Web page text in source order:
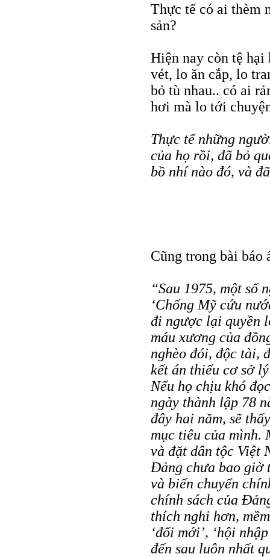
Thực tế có ai thèm
sản?
Hiện nay còn tệ
vét, lo ăn cắp, lo
bỏ tù nhau.. có ai
hơi mà lo tới
Thực tế những
của họ rồi, đã bỏ
bồ nhí nào đó, và
Cũng trong bài
“Sau 1975, một số
‘Chống Mỹ cứu
đi ngược lại quyền
máu xương của
nghèo đói, độc tài,
kết án thiếu cơ sở
Nếu họ chịu khó
ngày thành lập 78
đây hai năm, sẽ
mục tiêu của mình.
và đặt dân tộc Việt
Đảng chưa bao giờ
và biến chuyển
chính sách của
thích nghi hơn,
‘đổi mới’, ‘hội
đến sau luôn nhất